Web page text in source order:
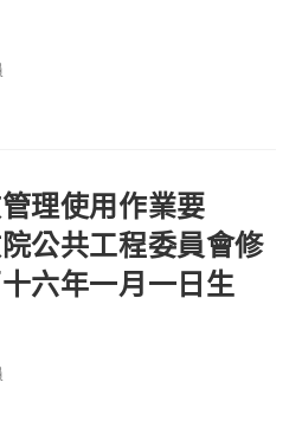
理使用作業要
公共工程委員會修
六年一月一日生